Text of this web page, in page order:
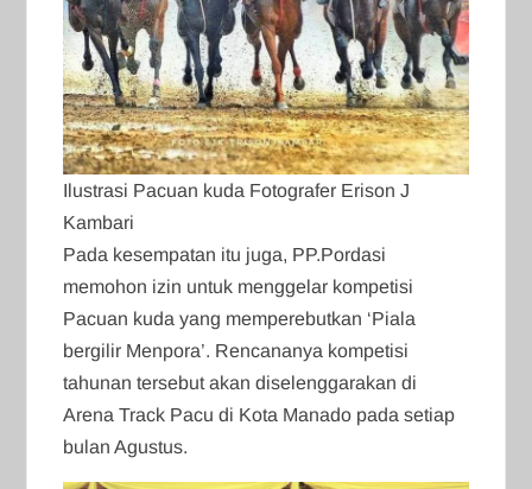
Ilustrasi Pacuan kuda Fotografer Erison J
Kambari
Pada kesempatan itu juga, PP.Pordasi
memohon izin untuk menggelar kompetisi
Pacuan kuda yang memperebutkan ‘Piala
bergilir Menpora’. Rencananya kompetisi
tahunan tersebut akan diselenggarakan di
Arena Track Pacu di Kota Manado pada setiap
bulan Agustus.